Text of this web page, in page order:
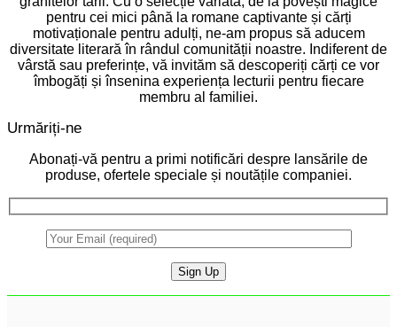
pentru cei mici până la romane captivante și cărți
motivaționale pentru adulți, ne-am propus să aducem
diversitate literară în rândul comunității noastre. Indiferent de
vârstă sau preferințe, vă invităm să descoperiți cărți ce vor
îmbogăți și însenina experiența lecturii pentru fiecare
membru al familiei.
Urmăriți-ne
Abonați-vă pentru a primi notificări despre lansările de
produse, ofertele speciale și noutățile companiei.